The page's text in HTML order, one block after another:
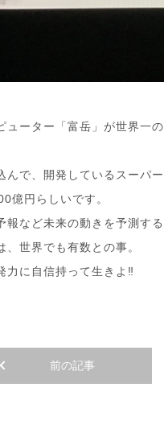
ューター「富岳」が世界一
んで、開発しているスーパ
億円らしいです。
報など未来の動きを予測す
、世界でも有数との事。
力に自信持って生きよ‼︎
前の記事